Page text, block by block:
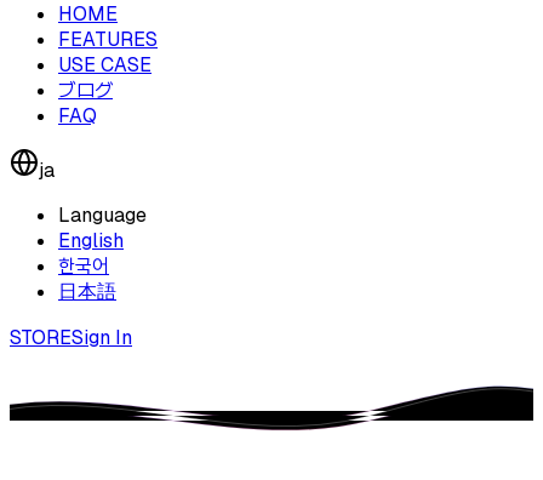
HOME
FEATURES
USE CASE
ブログ
FAQ
ja
Language
English
한국어
日本語
STORESign In